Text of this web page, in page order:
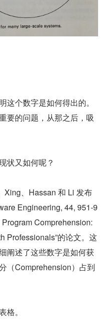
这个数字是如何得出的。
要的问题，从那之后，吸
状又如何呢？
Xing、Hassan 和 Li 发布
Engineering, 44, 951-9
Comprehension:
Professionals”的论文。这
阐述了这些数字是如何获
（Comprehension）占到
格。